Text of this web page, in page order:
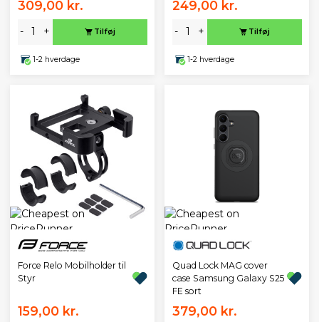
309,00 kr.
- + Tilføj
1-2 hverdage
249,00 kr.
- + Tilføj
1-2 hverdage
Force Relo Mobilholder til
Styr
159,00 kr.
Quad Lock MAG cover
case Samsung Galaxy S25
FE sort
379,00 kr.